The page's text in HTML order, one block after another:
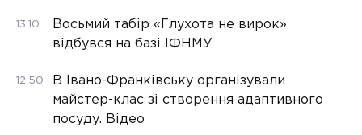
13:10
Восьмий табір «Глухота не вирок»
відбувся на базі ІФНМУ
12:50
В Івано-Франківську організували
майстер-клас зі створення адаптивного
посуду. Відео